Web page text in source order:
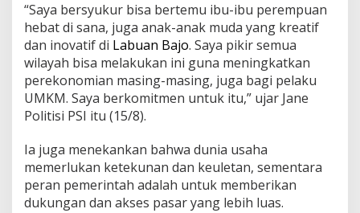
“Saya bersyukur bisa bertemu ibu-ibu perempuan
hebat di sana, juga anak-anak muda yang kreatif
dan inovatif di Labuan Bajo. Saya pikir semua
wilayah bisa melakukan ini guna meningkatkan
perekonomian masing-masing, juga bagi pelaku
UMKM. Saya berkomitmen untuk itu,” ujar Jane
Politisi PSI itu (15/8).
Ia juga menekankan bahwa dunia usaha
memerlukan ketekunan dan keuletan, sementara
peran pemerintah adalah untuk memberikan
dukungan dan akses pasar yang lebih luas.